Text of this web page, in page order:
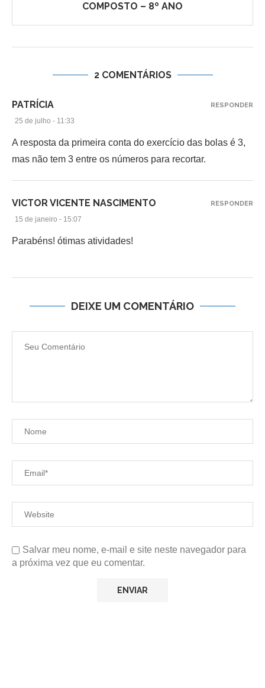
COMPOSTO – 8º ANO
2 COMENTÁRIOS
PATRÍCIA
25 de julho - 11:33
A resposta da primeira conta do exercício das bolas é 3,
mas não tem 3 entre os números para recortar.
RESPONDER
VICTOR VICENTE NASCIMENTO
15 de janeiro - 15:07
Parabéns! ótimas atividades!
RESPONDER
DEIXE UM COMENTÁRIO
Salvar meu nome, e-mail e site neste navegador para
a próxima vez que eu comentar.